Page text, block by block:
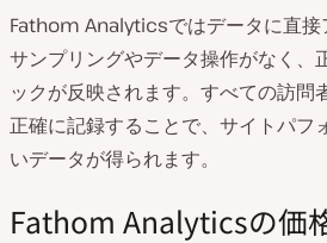
Fathom Analyticsではデータに直接
サンプリングやデータ操作がなく、
ックが反映されます。すべての訪問
正確に記録することで、サイトパフ
いデータが得られます。
Fathom Analyticsの価